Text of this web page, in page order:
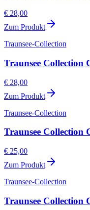
€ 28,00
Zum Produkt
Traunsee-Collection
Traunsee Collection
€ 28,00
Zum Produkt
Traunsee-Collection
Traunsee
€ 25,00
Zum Produkt
Traunsee-Collection
Traunsee Collection